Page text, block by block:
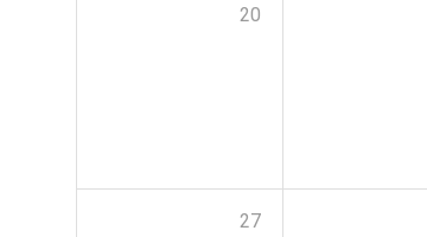
20
27